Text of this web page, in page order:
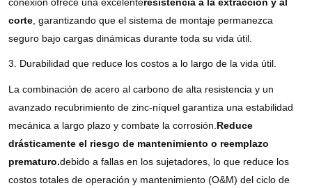
corte , garantizando que el sistema de montaje permanezca
seguro bajo cargas dinámicas durante toda su vida útil.
3. Durabilidad que reduce los costos a lo largo de la vida útil.
La combinación de acero al carbono de alta resistencia y un
avanzado recubrimiento de zinc-níquel garantiza una estabilidad
mecánica a largo plazo y combate la corrosión. Reduce
drásticamente el riesgo de mantenimiento o reemplazo
prematuro.debido a fallas en los sujetadores, lo que reduce los
costos totales de operación y mantenimiento (O&M) del ciclo de